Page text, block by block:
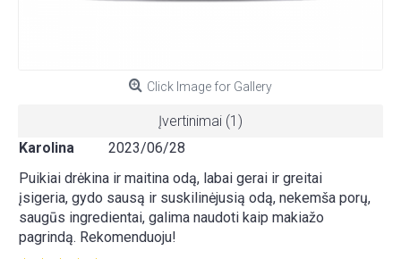
Click Image for Gallery
Įvertinimai (1)
Karolina
2023/06/28
Puikiai drėkina ir maitina odą, labai gerai ir greitai
įsigeria, gydo sausą ir suskilinėjusią odą, nekemša porų,
saugūs ingredientai, galima naudoti kaip makiažo
pagrindą. Rekomenduoju!